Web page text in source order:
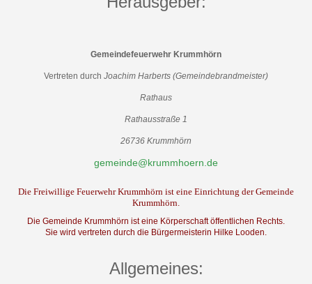
Gemeindefeuerwehr Krummhörn
Vertreten durch Joachim Harberts (Gemeindebrandmeister)
Rathaus
Rathausstraße 1
26736 Krummhörn
gemeinde@krummhoern.de
Die Freiwillige Feuerwehr Krummhörn ist eine Einrichtung der Gemeinde
Krummhörn.
Die Gemeinde Krummhörn ist eine Körperschaft öffentlichen Rechts.
Sie wird vertreten durch die Bürgermeisterin Hilke Looden.
Allgemeines: